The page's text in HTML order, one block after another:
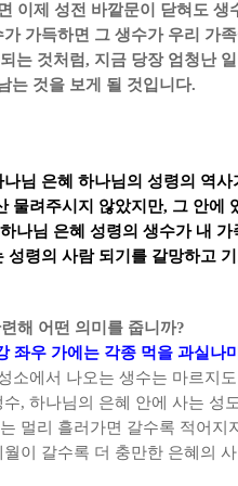
이제 성전 바깥문이 닫혀도 생
가득하면 그 생수가 우리 가
는 것처럼, 지금 당장 엄청난
는 것을 보게 될 것입니다.
님 은혜 하나님의 성령의 역
물려주시지 않았지만, 그 안에
나님 은혜 성령의 생수가 내
령의 사람 되기를 갈망하고
해 어떤 의미를 줍니까?
좌우 가에는 각종 먹을 과실나
소에서 나오는 생수는 마르지
수, 하나님의 은혜 안에 사는 성
멀리 흘러가면 갈수록 적어지
이 갈수록 더 충만한 은혜의